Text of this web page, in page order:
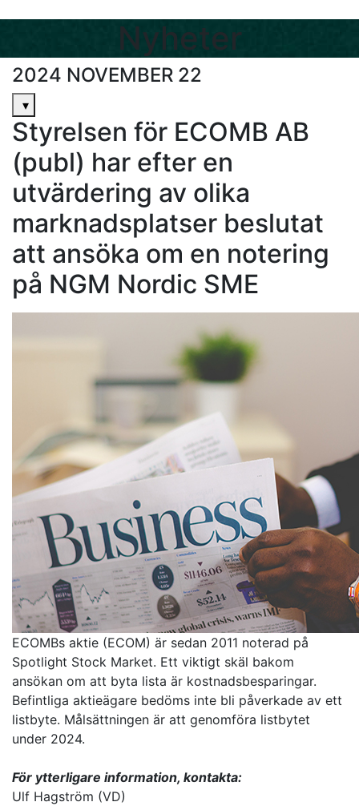
Nyheter
2024 NOVEMBER 22
▾
Styrelsen för ECOMB AB
(publ) har efter en
utvärdering av olika
marknadsplatser beslutat
att ansöka om en notering
på NGM Nordic SME
ECOMBs aktie (ECOM) är sedan 2011 noterad på
Spotlight Stock Market. Ett viktigt skäl bakom
ansökan om att byta lista är kostnadsbesparingar.
Befintliga aktieägare bedöms inte bli påverkade av ett
listbyte. Målsättningen är att genomföra listbytet
under 2024.
För ytterligare information, kontakta:
Ulf Hagström (VD)